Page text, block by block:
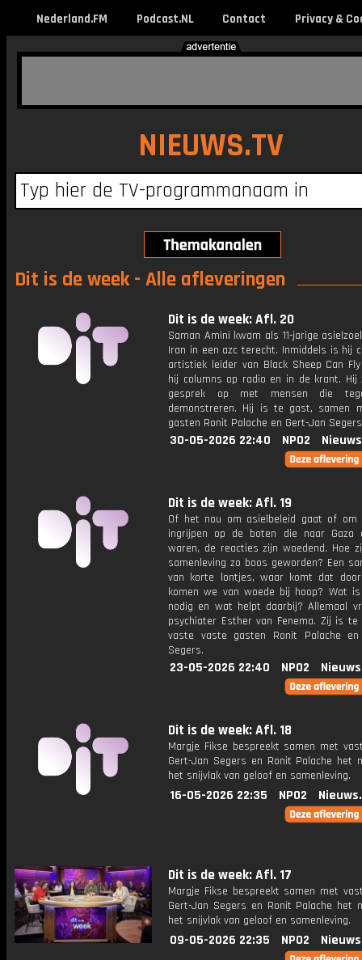
Nederland.FM Podcast.NL Contact Privacy &
NIEUWS.TV
Dit is de week - Alle afleveringen
Dit is de week: Afl. 20
Saman Amini kwam als 11-jarige
Iran in een azc terecht. Inmiddels is hij
artistiek leider van Black Sheep Can
hij columns op radio en in de krant. Hij
gesprek op met mensen die
demonstreren. Hij is te gast, samen
gasten Ronit Palache en Gert-Jan
30-05-2026 22:40 NPO2
Dit is de week: Afl. 19
Of het nou om asielbeleid gaat of om
ingrijpen op de boten die naar Gaza
waren, de reacties zijn woedend. Hoe
samenleving zo boos geworden? Een
van korte lontjes, waar komt dat
komen we van woede bij hoop? Wat
nodig en wat helpt daarbij? Allemaal
psychiater Esther van Fenema. Zij is
vaste vaste gasten Ronit Palache en
Segers.
23-05-2026 22:40 NPO2
Dit is de week: Afl. 18
Margje Fikse bespreekt samen met
Gert-Jan Segers en Ronit Palache het
het snijvlak van geloof en samenleving.
16-05-2026 22:35 NPO2
Dit is de week: Afl. 17
Margje Fikse bespreekt samen met
Gert-Jan Segers en Ronit Palache het
het snijvlak van geloof en samenleving.
09-05-2026 22:35 NPO2